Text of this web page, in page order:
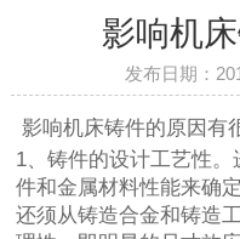
影响机
发布日期：
影响机床铸件的原因有
1、铸件的设计工艺性
件和金属材料性能来确
还须从铸造合金和铸造